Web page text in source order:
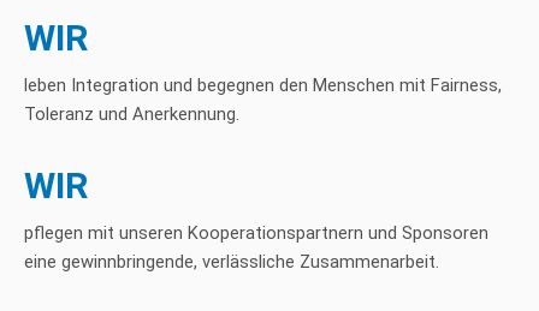
WIR
leben Integration und begegnen den Menschen mit Fairness,
Toleranz und Anerkennung.
WIR
pflegen mit unseren Kooperationspartnern und Sponsoren
eine gewinnbringende, verlässliche Zusammenarbeit.